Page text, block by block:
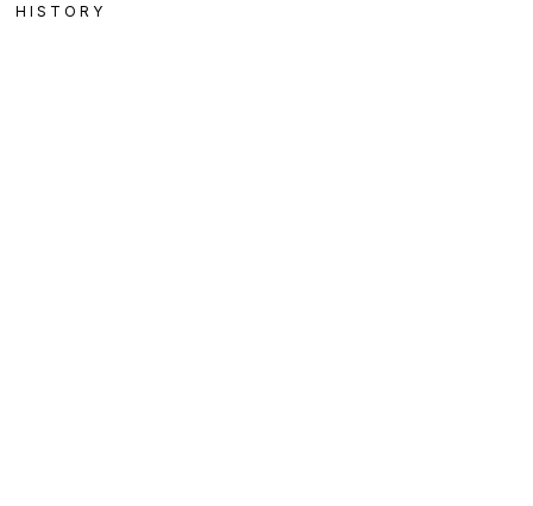
HISTORY